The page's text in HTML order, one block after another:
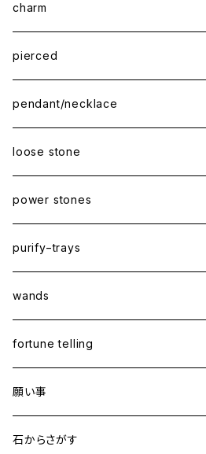
charm
pierced
pendant/necklace
loose stone
power stones
purify−trays
wands
fortune telling
願い事
健康・恋愛・愛情
石からさがす